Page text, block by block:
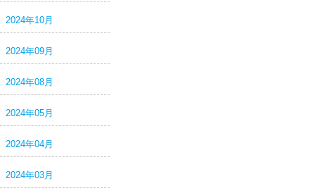
2024年10月
2024年09月
2024年08月
2024年05月
2024年04月
2024年03月